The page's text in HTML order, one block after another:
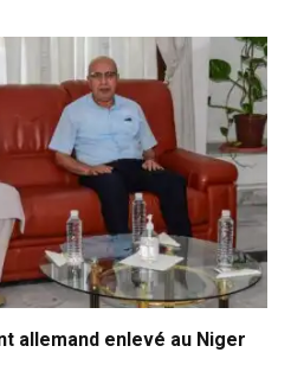
allemand enlevé au Niger